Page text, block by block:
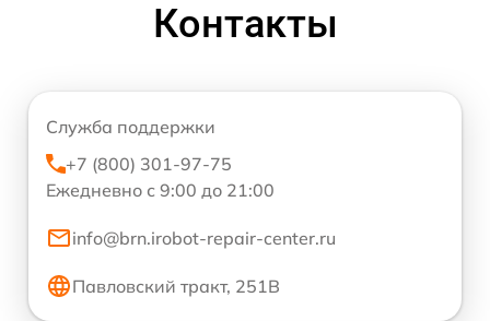
Контакты
Служба поддержки
+7 (800) 301-97-75
Ежедневно с 9:00 до 21:00
info@brn.irobot-repair-center.ru
Павловский тракт, 251В